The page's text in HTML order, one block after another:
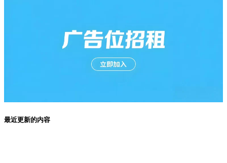
最近更新的内容